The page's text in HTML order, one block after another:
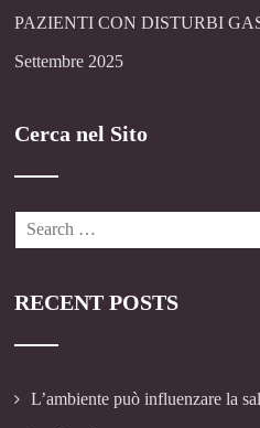
PAZIENTI CON DISTURBI
Settembre 2025
Cerca nel Sito
RECENT POSTS
L’ambiente può influenzare la